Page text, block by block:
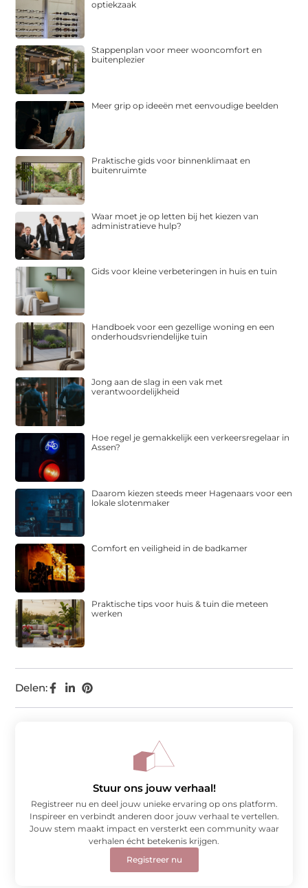
Delen:
optiekzaak
Stappenplan voor meer wooncomfort en
buitenplezier
Meer grip op ideeën met eenvoudige beelden
Praktische gids voor binnenklimaat en
buitenruimte
Waar moet je op letten bij het kiezen van
administratieve hulp?
Gids voor kleine verbeteringen in huis en tuin
Handboek voor een gezellige woning en een
onderhoudsvriendelijke tuin
Jong aan de slag in een vak met
verantwoordelijkheid
Hoe regel je gemakkelijk een verkeersregelaar in
Assen?
Daarom kiezen steeds meer Hagenaars voor een
lokale slotenmaker
Comfort en veiligheid in de badkamer
Praktische tips voor huis & tuin die meteen
werken
Stuur ons jouw verhaal!
Registreer nu en deel jouw unieke ervaring op ons platform.
Inspireer en verbindt anderen door jouw verhaal te vertellen.
Jouw stem maakt impact en versterkt een community waar
verhalen écht betekenis krijgen.
Registreer nu